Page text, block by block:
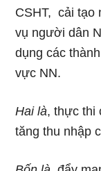
CSHT, cải tạo
vụ người dân
dụng các
vực NN.
Hai là, thực thi
tăng thu nhập